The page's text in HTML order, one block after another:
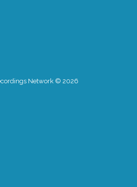
Network © 2026